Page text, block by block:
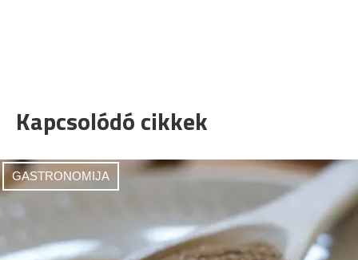
Kapcsolódó cikkek
GASTRONOMIJA